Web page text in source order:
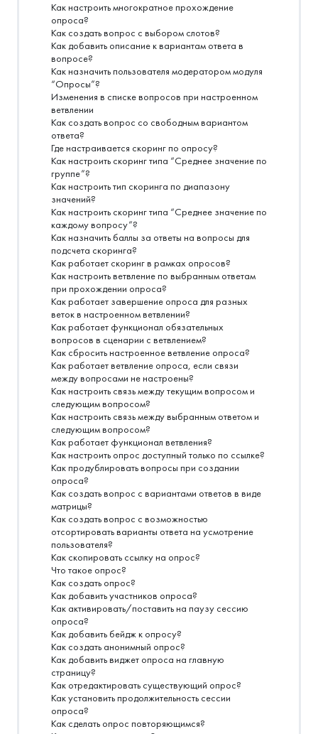
Как настроить многократное прохождение
опроса?
Как создать вопрос с выбором слотов?
Как добавить описание к вариантам ответа в
вопросе?
Как назначить пользователя модератором модуля
“Опросы”?
Изменения в списке вопросов при настроенном
ветвлении
Как создать вопрос со свободным вариантом
ответа?
Где настраивается скоринг по опросу?
Как настроить скоринг типа “Среднее значение по
группе”?
Как настроить тип скоринга по диапазону
значений?
Как настроить скоринг типа “Среднее значение по
каждому вопросу”?
Как назначить баллы за ответы на вопросы для
подсчета скоринга?
Как работает скоринг в рамках опросов?
Как настроить ветвление по выбранным ответам
при прохождении опроса?
Как работает завершение опроса для разных
веток в настроенном ветвлении?
Как работает функционал обязательных
вопросов в сценарии с ветвлением?
Как сбросить настроенное ветвление опроса?
Как работает ветвление опроса, если связи
между вопросами не настроены?
Как настроить связь между текущим вопросом и
следующим вопросом?
Как настроить связь между выбранным ответом и
следующим вопросом?
Как работает функционал ветвления?
Как настроить опрос доступный только по ссылке?
Как продублировать вопросы при создании
опроса?
Как создать вопрос с вариантами ответов в виде
матрицы?
Как создать вопрос с возможностью
отсортировать варианты ответа на усмотрение
пользователя?
Как скопировать ссылку на опрос?
Что такое опрос?
Как создать опрос?
Как добавить участников опроса?
Как активировать/поставить на паузу сессию
опроса?
Как добавить бейдж к опросу?
Как создать анонимный опрос?
Как добавить виджет опроса на главную
страницу?
Как отредактировать существующий опрос?
Как установить продолжительность сессии
опроса?
Как сделать опрос повторяющимся?